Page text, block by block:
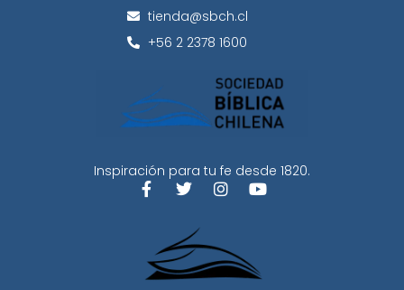
Inspiración para tu fe desde 1820.
tienda@sbch.cl
+56 2 2378 1600